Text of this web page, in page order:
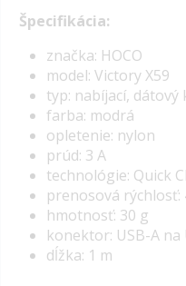
Špecifikácia:
značka: HOCO
model: Victory X59
typ: nabíjací, dátový
farba: modrá
opletenie: nylon
prúd: 3 A
technológie: Quick
prenosová rýchlosť:
hmotnosť: 30 g
konektor: USB-A na
dĺžka: 1 m